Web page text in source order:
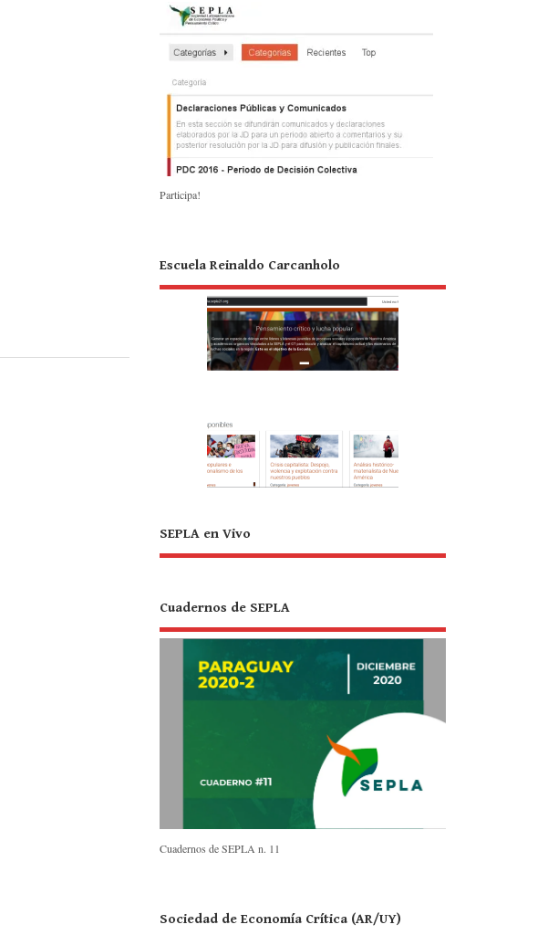
Participa!
Escuela Reinaldo Carcanholo
SEPLA en Vivo
Cuadernos de SEPLA
Cuadernos de SEPLA n. 11
Sociedad de Economía Crítica (AR/UY)